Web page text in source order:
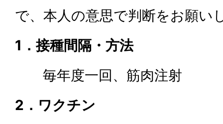
で、本人の意思で判断をお願い
1．接種間隔・方法
毎年度一回、筋肉注射
2．ワクチン